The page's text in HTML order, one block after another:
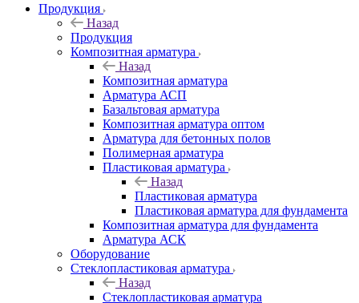
Продукция
Назад
Продукция
Композитная арматура
Назад
Композитная арматура
Арматура АСП
Базальтовая арматура
Композитная арматура оптом
Арматура для бетонных полов
Полимерная арматура
Пластиковая арматура
Назад
Пластиковая арматура
Пластиковая арматура для фундамента
Композитная арматура для фундамента
Арматура АСК
Оборудование
Cтеклопластиковая арматура
Назад
Cтеклопластиковая арматура